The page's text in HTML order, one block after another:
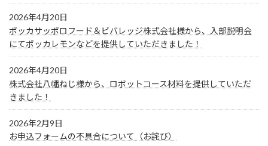
2026年4月20日
ポッカサッポロフード＆ビバレッジ株式会社様から、入部説明会
にてポッカレモンなどを提供していただきました！
2026年4月20日
株式会社八幡ねじ様から、ロボットコース材料を提供していただ
きました！
2026年2月9日
お申込フォームの不具合について（お詫び）